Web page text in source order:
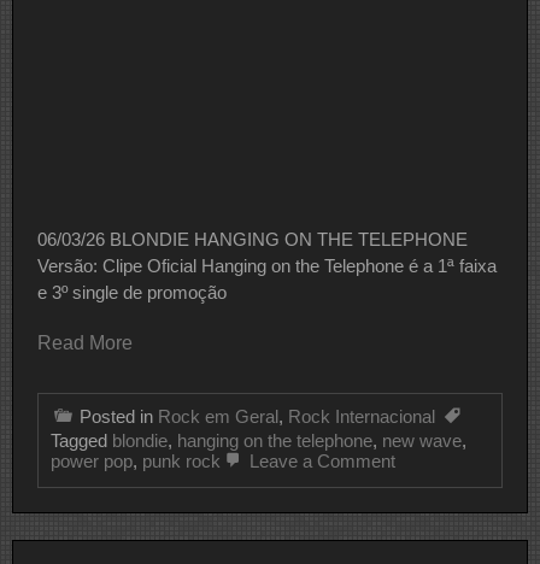
06/03/26 BLONDIE HANGING ON THE TELEPHONE
Versão: Clipe Oficial Hanging on the Telephone é a 1ª faixa
e 3º single de promoção
Read More
Posted in Rock em Geral, Rock Internacional
Tagged blondie, hanging on the telephone, new wave,
power pop, punk rock Leave a Commenton
BLONDIE